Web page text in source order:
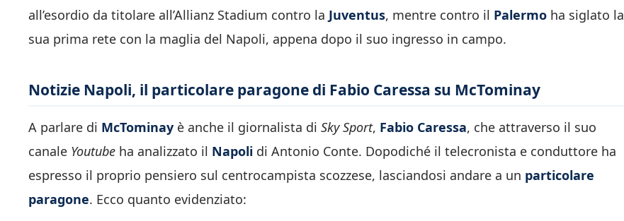
all’esordio da titolare all’Allianz Stadium contro la Juventus, mentre contro il Palermo ha siglato la
sua prima rete con la maglia del Napoli, appena dopo il suo ingresso in campo.
Notizie Napoli, il particolare paragone di Fabio Caressa su McTominay
A parlare di McTominay è anche il giornalista di Sky Sport, Fabio Caressa, che attraverso il suo
canale Youtube ha analizzato il Napoli di Antonio Conte. Dopodiché il telecronista e conduttore ha
espresso il proprio pensiero sul centrocampista scozzese, lasciandosi andare a un particolare
paragone. Ecco quanto evidenziato: